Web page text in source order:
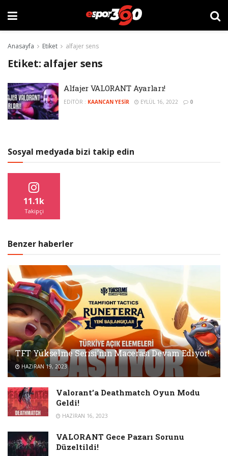
Anasayfa Etiket alfajer sens
Etiket: alfajer sens
Alfajer VALORANT Ayarları!
EDITÖR : KAANCAN YESIR EYLÜL 16, 2022 0
Sosyal medyada bizi takip edin
11.1k
Takipçi
Benzer haberler
TFT Yükselme Serisi’nin Macerası Devam Ediyor!
HAZIRAN 19, 2023
Valorant’a Deathmatch Oyun Modu
Geldi!
HAZIRAN 16, 2023
VALORANT Gece Pazarı Sorunu
Düzeltildi!